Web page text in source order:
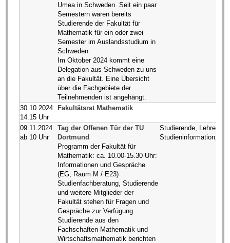
Umea in Schweden. Seit ein paar
Semestern waren bereits
Studierende der Fakultät für
Mathematik für ein oder zwei
Semester im Auslandsstudium in
Schweden.
Im Oktober 2024 kommt eine
Delegation aus Schweden zu uns
an die Fakultät. Eine Übersicht
über die Fachgebiete der
Teilnehmenden ist angehängt.
30.10.2024
14.15 Uhr
Fakultätsrat Mathematik
09.11.2024
ab 10 Uhr
Tag der Offenen Tür der TU
Dortmund
Programm der Fakultät für
Mathematik: ca. 10.00-15.30 Uhr:
Informationen und Gespräche
(EG, Raum M / E23)
Studienfachberatung, Studierende
und weitere Mitglieder der
Fakultät stehen für Fragen und
Gespräche zur Verfügung.
Studierende aus den
Fachschaften Mathematik und
Wirtschaftsmathematik berichten
Studierende, Lehrende,
Studieninformation, ...